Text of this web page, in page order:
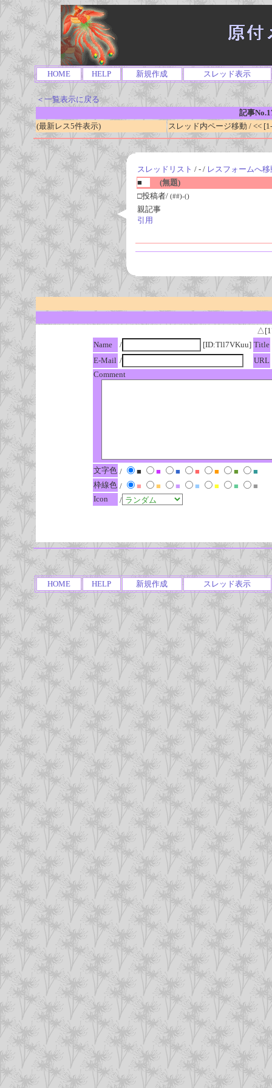
HOME HELP 新規作成 スレッド表示
＜一覧表示に戻る
記事
(最新レス5件表示)
スレッド内ページ移動 / <<
スレッドリスト / - / レスフォームへ移
■
(無題)
□投稿者/ (##)-()
親記事
引用
Name
/ [ID:Tll7VKuu] Title
E-Mail / URL
Comment
文字色 / ■ ■ ■ ■ ■ ■
■
枠線色 / ■ ■ ■ ■ ■ ■
■
Icon
/
HOME HELP 新規作成 スレッド表示